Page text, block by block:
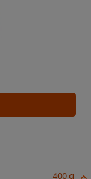
400 g